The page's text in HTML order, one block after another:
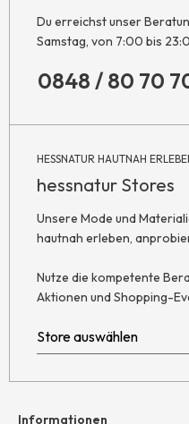
Du erreichst unser
Samstag, von 7:00 bis
0848 / 80 70
HESSNATUR HAUTNAH
hessnatur Stores
Unsere Mode und
hautnah erleben,
Nutze die kompetente
Aktionen und Shopping-
Informationen